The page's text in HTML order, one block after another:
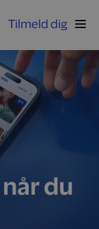
Tilmeld dig
du